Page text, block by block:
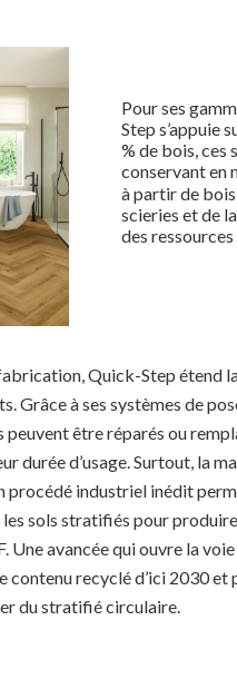
Pour ses
Step s’appuie
% de bois, ces
conservant en
à partir de
scieries et de
des ressources
Quick-Step étend
Grâce à ses systèmes de
peuvent être réparés ou
durée d’usage. Surtout, la
procédé industriel inédit
sols stratifiés pour
Une avancée qui ouvre la
contenu recyclé d’ici 2030
du stratifié circulaire.